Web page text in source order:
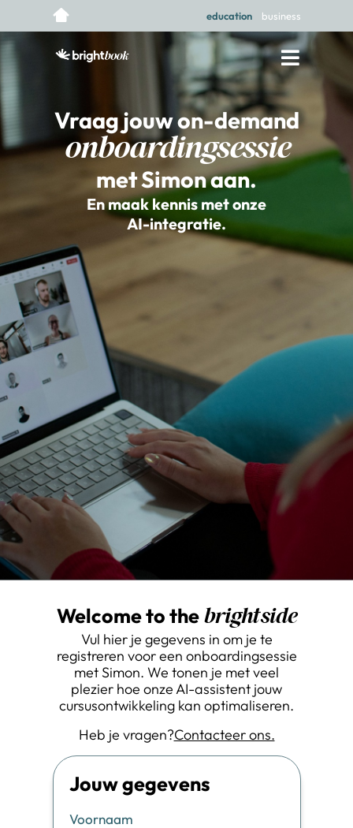
education business
Vraag jouw on-demand
onboardingsessie
met Simon aan.
En maak kennis met onze
AI-integratie.
Welcome to the bright side
Vul hier je gegevens in om je te
registreren voor een onboardingsessie
met Simon. We tonen je met veel
plezier hoe onze AI-assistent jouw
cursusontwikkeling kan optimaliseren.
Heb je vragen?Contacteer ons.
Jouw gegevens
Voornaam